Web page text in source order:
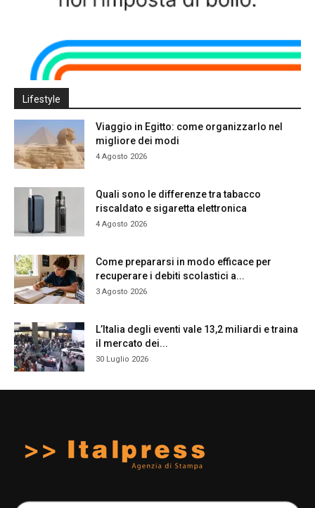
Lifestyle
Viaggio in Egitto: come organizzarlo nel
migliore dei modi
4 Agosto 2026
Quali sono le differenze tra tabacco
riscaldato e sigaretta elettronica
4 Agosto 2026
Come prepararsi in modo efficace per
recuperare i debiti scolastici a...
3 Agosto 2026
L’Italia degli eventi vale 13,2 miliardi e traina
il mercato dei...
30 Luglio 2026